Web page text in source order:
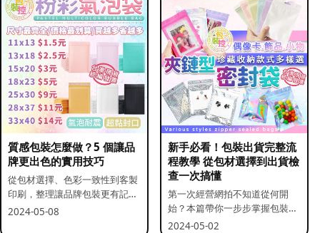
質感包裝怎麼做？5 個讓品
牌更出色的實用技巧
從包材選擇、色彩一致性到客製
印刷，整理讓品牌包裝更有記憶
點的實用做法。
2024-05-08
新手必看！包裝出貨完整流
程教學 從包材選擇到出貨檢
查一次搞懂
第一次經營網拍不知道從何開
始？本篇帶你一步步掌握包裝流
程與出貨前檢查重點。
2024-05-02